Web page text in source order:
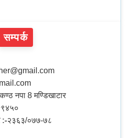
सम्पर्क
नपा 8 मण्डिखाटार
:-२३६३/०७७-७८